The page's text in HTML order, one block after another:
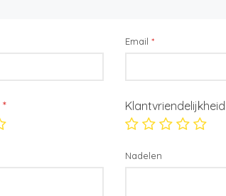
Email *
* Klantvriendelijkheid
Nadelen